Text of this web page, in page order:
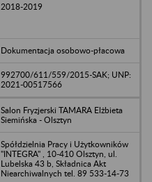
2018-2019
Dokumentacja osobowo-płacowa
992700/611/559/2015-SAK; UNP:
2021-00517566
Salon Fryzjerski TAMARA Elżbieta
Siemińska - Olsztyn
Spółdzielnia Pracy i Użytkowników
"INTEGRA" , 10-410 Olsztyn, ul.
Lubelska 43 b, Składnica Akt
Niearchiwalnych tel. 89 533-14-73